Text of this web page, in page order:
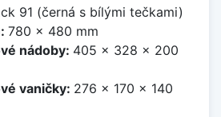
91 (černá s bílými tečkami)
780 x 480 mm
nádoby: 405 x 328 x 200
vaničky: 276 x 170 x 140